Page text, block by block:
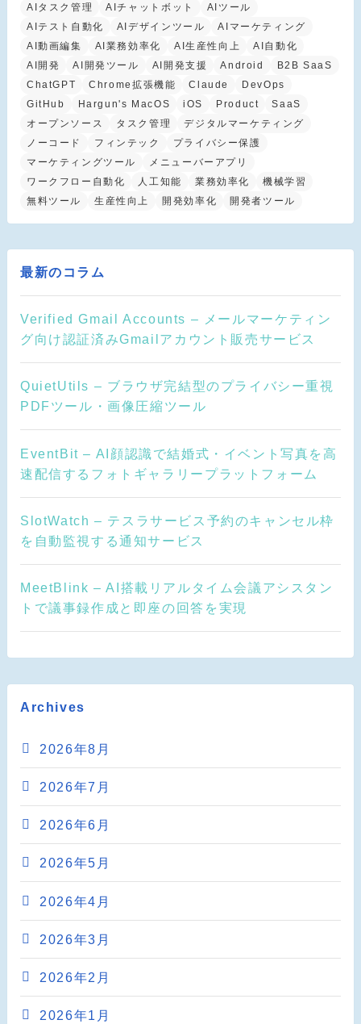
AIタスク管理
AIチャットボット
AIツール
AIテスト自動化
AIデザインツール
AIマーケティング
AI動画編集
AI業務効率化 AI生産性向上
AI自動化
AI開発
AI開発ツール AI開発支援 Android
B2B SaaS
ChatGPT
Chrome拡張機能 Claude
DevOps
GitHub
Hargun's MacOS iOS Product
SaaS
オープンソース
タスク管理
デジタルマーケティング
ノーコード
フィンテック
プライバシー保護
マーケティングツール
メニューバーアプリ
ワークフロー自動化
人工知能 業務効率化
機械学習
無料ツール
生産性向上 開発効率化 開発者ツール
最新のコラム
Verified Gmail Accounts – メールマーケティン
グ向け認証済みGmailアカウント販売サービス
QuietUtils – ブラウザ完結型のプライバシー重視
PDFツール・画像圧縮ツール
EventBit – AI顔認識で結婚式・イベント写真を高
速配信するフォトギャラリープラットフォーム
SlotWatch – テスラサービス予約のキャンセル枠
を自動監視する通知サービス
MeetBlink – AI搭載リアルタイム会議アシスタン
トで議事録作成と即座の回答を実現
Archives
2026年8月
2026年7月
2026年6月
2026年5月
2026年4月
2026年3月
2026年2月
2026年1月